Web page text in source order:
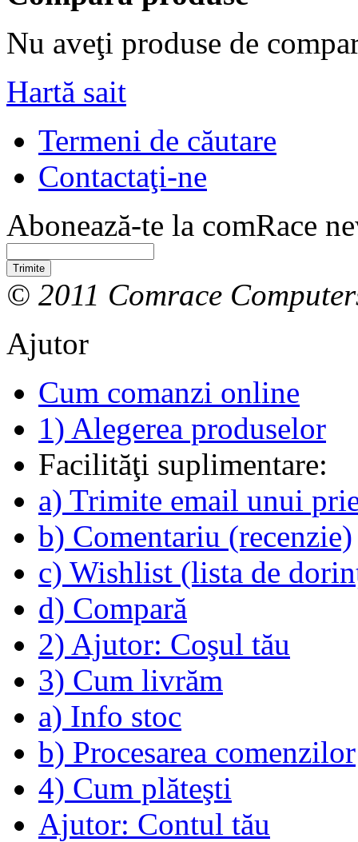
Nu aveţi produse de
Hartă sait
Termeni de căutare
Contactaţi-ne
Abonează-te la comRace
Trimite
© 2011 Comrace
Ajutor
Cum comanzi online
1) Alegerea produselor
Facilităţi suplimentare:
a) Trimite email unui
b) Comentariu (recenzie)
c) Wishlist (lista de
d) Compară
2) Ajutor: Coşul tău
3) Cum livrăm
a) Info stoc
b) Procesarea comenzilor
4) Cum plăteşti
Ajutor: Contul tău